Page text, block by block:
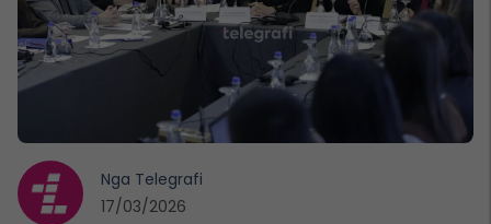
Nga Telegrafi
17/03/2026